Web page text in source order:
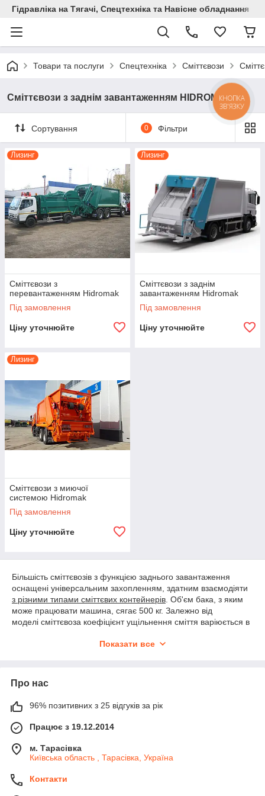
Гідравліка на Тягачі, Спецтехніка та Навісне обладнання
Товари та послуги Спецтехніка Сміттєвози
Сміттєвози з заднім завантаженням HIDROMAK
Сортування 0 Фільтри
Лизинг
Сміттєвози з
перевантаженням Hidromak
Під замовлення
Ціну уточнюйте
Лизинг
Сміттєвози з заднім
завантаженням Hidromak
Під замовлення
Ціну уточнюйте
Лизинг
Сміттєвози з миючої
системою Hidromak
Під замовлення
Ціну уточнюйте
Більшість сміттєвозів з функцією заднього завантаження
оснащені універсальним захопленням, здатним взаємодіяти
з різними типами сміттєвих контейнерів . Об'єм бака, з яким
може працювати машина, сягає 500 кг. Залежно від
моделі сміттєвоза коефіцієнт ущільнення сміття варіюється в
прискорити термін обслуговування майданчика.
Показати все
Про нас
96% позитивних з 25 відгуків за рік
Працює з 19.12.2014
м. Тарасівка
Київська область , Тарасівка, Україна
Контакти
КНОПКА
ЗВ'ЯЗКУ